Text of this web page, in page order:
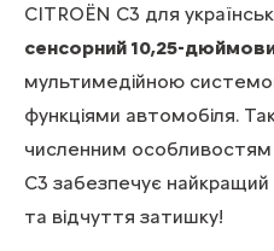
CITROЁN C3 для
сенсорний 10,25-
мультимедійною
функціями автомобіля.
численним особливостям
C3 забезпечує
та відчуття затишку!